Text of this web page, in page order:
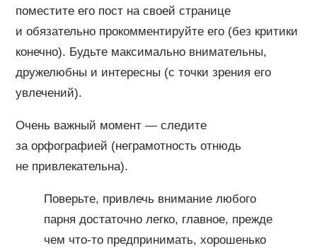
поместите его пост на своей странице
и обязательно прокомментируйте его (без критики
конечно). Будьте максимально внимательны,
дружелюбны и интересны (с точки зрения его
увлечений).
Очень важный момент — следите
за орфографией (неграмотность отнюдь
не привлекательна).
Поверьте, привлечь внимание любого
парня достаточно легко, главное, прежде
чем что-то предпринимать, хорошенько